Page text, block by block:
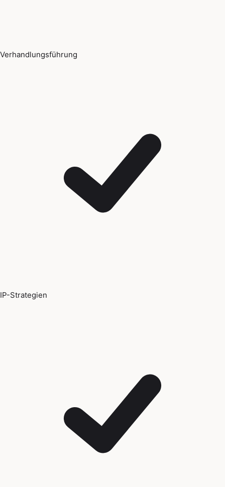
Verhandlungsführung
IP-Strategien